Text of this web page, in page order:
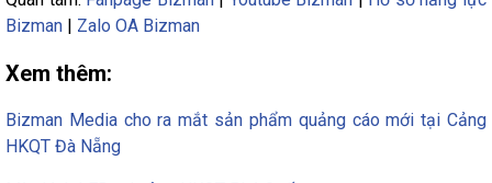
Bizman
Zalo OA Bizman
Xem thêm:
Bizman Media cho ra mắt sản phẩm quảng cáo mới tại Cảng
HKQT Đà Nẵng